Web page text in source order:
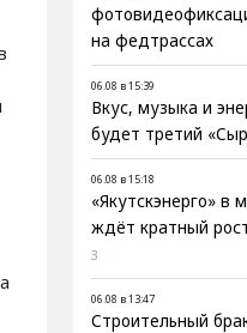
на федтрассах
06.08 в 15:39
Вкус, музыка и
будет третий
06.08 в 15:18
«Якутскэнерго» в
ждёт кратный
3
06.08 в 13:47
Строительный